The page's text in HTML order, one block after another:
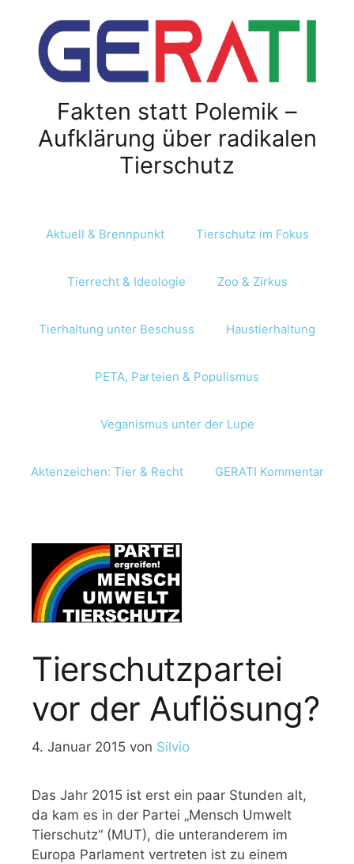
Fakten statt Polemik –
Aufklärung über radikalen
Tierschutz
Aktuell & Brennpunkt Tierschutz im Fokus
Tierrecht & Ideologie Zoo & Zirkus
Tierhaltung unter Beschuss Haustierhaltung
PETA, Parteien & Populismus
Veganismus unter der Lupe
Aktenzeichen: Tier & Recht GERATI Kommentar
Tierschutzpartei
vor der Auflösung?
4. Januar 2015 von Silvio
Das Jahr 2015 ist erst ein paar Stunden alt,
da kam es in der Partei „Mensch Umwelt
Tierschutz“ (MUT), die unteranderem im
Europa Parlament vertreten ist zu einem